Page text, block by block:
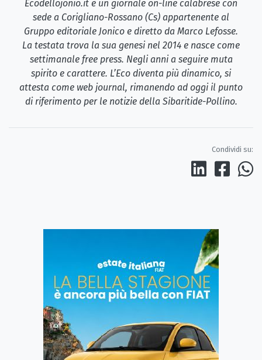
Ecodellojonio.it è un giornale on-line calabrese con
sede a Corigliano-Rossano (Cs) appartenente al
Gruppo editoriale Jonico e diretto da Marco Lefosse.
La testata trova la sua genesi nel 2014 e nasce come
settimanale free press. Negli anni a seguire muta
spirito e carattere. L’Eco diventa più dinamico, si
attesta come web journal, rimanendo ad oggi il punto
di riferimento per le notizie della Sibaritide-Pollino.
Condividi su: